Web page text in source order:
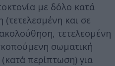
με δόλο κατά
και σε
τετελεσμένη
σωματική
περίπτωση) για